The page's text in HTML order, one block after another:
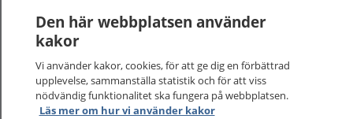
vårdärenden. Ring telefonnummer 1177 för
sjukvårdsrådgivning dygnet runt.
1177 ger dig råd när du vill må bättre.
Den här webbplatsen använder
kakor
Vi använder kakor, cookies, för att ge dig en förbättrad
upplevelse, sammanställa statistik och för att viss
nödvändig funktionalitet ska fungera på webbplatsen.
Läs mer om hur vi använder kakor